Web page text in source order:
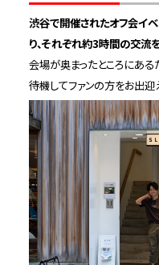
渋谷で開催されたオフ会イ
り、それぞれ約3時間の交流
会場が奥まったところにあ
待機してファンの方をお出